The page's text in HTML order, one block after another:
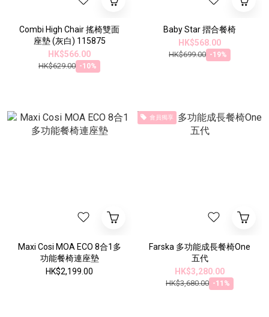
Combi High Chair 搖椅雙面
座墊 (灰白) 115875
HK$566.00
HK$629.00 -10%
Baby Star 摺合餐椅
HK$568.00
HK$699.00 -19%
Maxi Cosi MOA ECO 8合1多
功能餐椅連座墊
HK$2,199.00
會員獨享
Farska 多功能成長餐椅One
五代
HK$3,280.00
HK$3,680.00 -11%